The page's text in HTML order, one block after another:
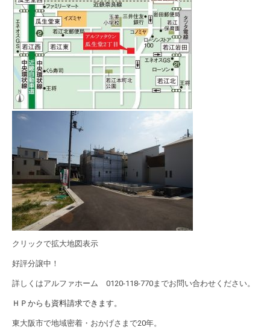
クリックで拡大地図表示
好評分譲中！
詳しくはアルファホーム 0120-118-770までお問い合わせください。
ＨＰからも資料請求できます。
東大阪市で地域密着・おかげさまで20年。